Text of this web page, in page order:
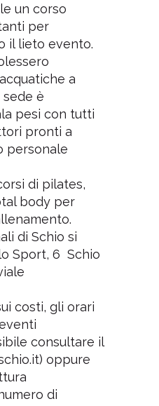
un corso
per
il lieto evento.
a
è
pesi con tutti
pronti a
personale
di pilates,
body per
di Schio si
Sport, 6 Schio
costi, gli orari
consultare il
oppure
di